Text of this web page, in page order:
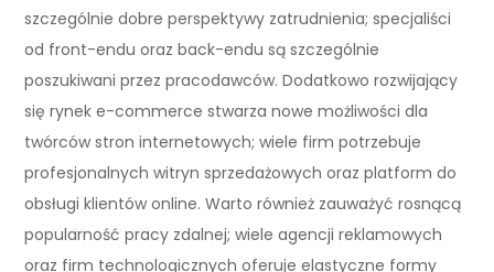
szczególnie dobre perspektywy zatrudnienia; specjaliści
od front-endu oraz back-endu są szczególnie
poszukiwani przez pracodawców. Dodatkowo rozwijający
się rynek e-commerce stwarza nowe możliwości dla
twórców stron internetowych; wiele firm potrzebuje
profesjonalnych witryn sprzedażowych oraz platform do
obsługi klientów online. Warto również zauważyć rosnącą
popularność pracy zdalnej; wiele agencji reklamowych
oraz firm technologicznych oferuje elastyczne formy